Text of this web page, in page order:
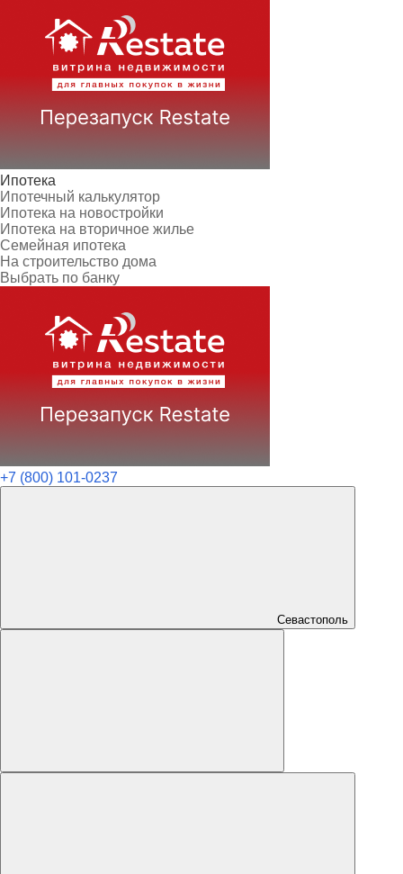
Ипотека
Ипотечный калькулятор
Ипотека на новостройки
Ипотека на вторичное жилье
Семейная ипотека
На строительство дома
Выбрать по банку
+7 (800) 101-0237
Севастополь